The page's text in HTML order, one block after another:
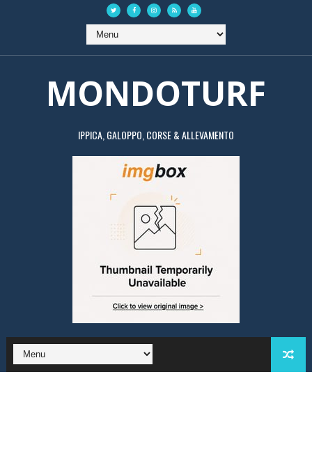
MONDOTURF
IPPICA, GALOPPO, CORSE & ALLEVAMENTO